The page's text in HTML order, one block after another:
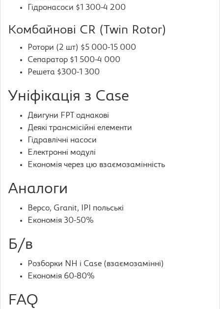
Гідронасоси $1 300-4 200
Комбайнові CR (Twin Rotor)
Ротори (2 шт) $5 000-15 000
Сепаратор $1 500-4 000
Решета $300-1 300
Уніфікація з Case
Двигуни FPT однакові
Деякі трансмісійні елементи
Гідравлічні насоси
Електронні модулі
Економія через цю взаємозамінність
Аналоги
Bepco, Granit, IPI польські
Економія 30-50%
Б/в
Розборки NH і Case (взаємозамінні)
Економія 60-80%
FAQ